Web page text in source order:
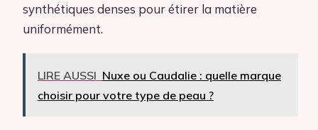
synthétiques denses pour étirer la matière
uniformément.
LIRE AUSSI Nuxe ou Caudalie : quelle marque
choisir pour votre type de peau ?